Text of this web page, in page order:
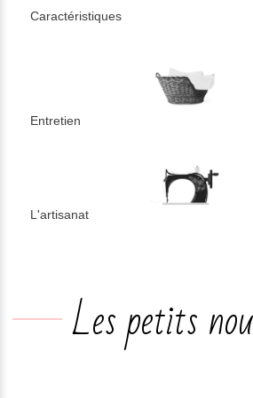
Caractéristiques
Entretien
L'artisanat